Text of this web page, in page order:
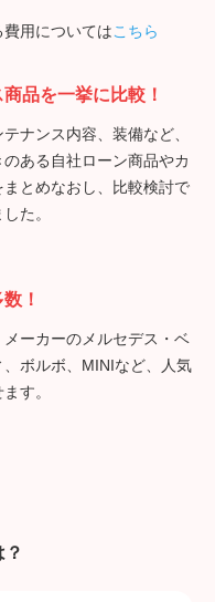
用についてはこちら
品を一挙に比較！
ナンス内容、装備など、
ある自社ローン商品やカ
とめなおし、比較検討で
た。
！
ーカーのメルセデス・ベ
、ボルボ、MINIなど、人気
す。